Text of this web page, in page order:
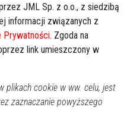
ją
JML Sp. z o.o., z siedzibą
informacji związanych z
Prywatności. Zgoda na
link umieszczony w
plikach cookie w ww. celu, jest
zaznaczanie powyższego